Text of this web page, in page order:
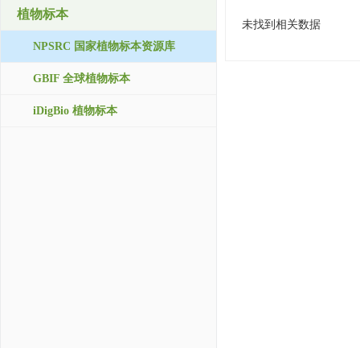
植物标本
NPSRC 国家植物标本资源库
GBIF 全球植物标本
iDigBio 植物标本
未找到相关数据